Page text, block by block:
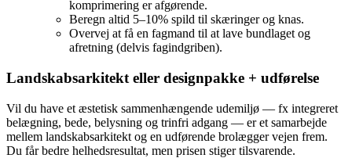
komprimering er afgørende.
Beregn altid 5–10% spild til skæringer og knas.
Overvej at få en fagmand til at lave bundlaget og
afretning (delvis fagindgriben).
Landskabsarkitekt eller designpakke + udførelse
Vil du have et æstetisk sammenhængende udemiljø — fx integreret
belægning, bede, belysning og trinfri adgang — er et samarbejde
mellem landskabsarkitekt og en udførende brolægger vejen frem.
Du får bedre helhedsresultat, men prisen stiger tilsvarende.